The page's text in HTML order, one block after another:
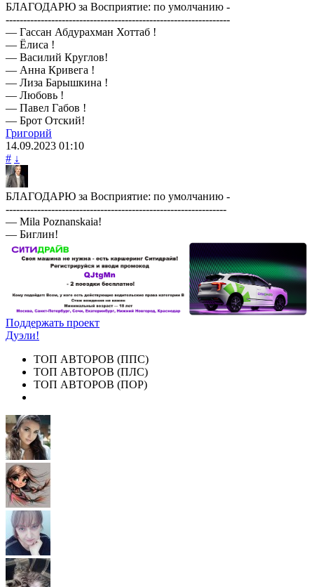
БЛАГОДАРЮ за Восприятие: по умолчанию -
----------------------------------------------------------------
— Гассан Абдурахман Хоттаб !
— Ёлиса !
— Василий Круглов!
— Анна Кривега !
— Лиза Барышкина !
— Любовь !
— Павел Габов !
— Брот Отский!
Григорий
14.09.2023 01:10
# ↓
БЛАГОДАРЮ за Восприятие: по умолчанию -
---------------------------------------------------------------
— Mila Poznanskaia!
— Биглин!
Поддержать проект
Дуэли!
ТОП АВТОРОВ (ППС)
ТОП АВТОРОВ (ПЛС)
ТОП АВТОРОВ (ПОР)